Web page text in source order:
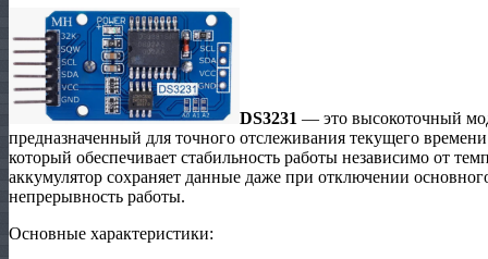
DS3231 — это высокоточный
предназначенный для точного отслеживания текущего
который обеспечивает стабильность работы независимо от
аккумулятор сохраняет данные даже при отключении
непрерывность работы.
Основные характеристики: